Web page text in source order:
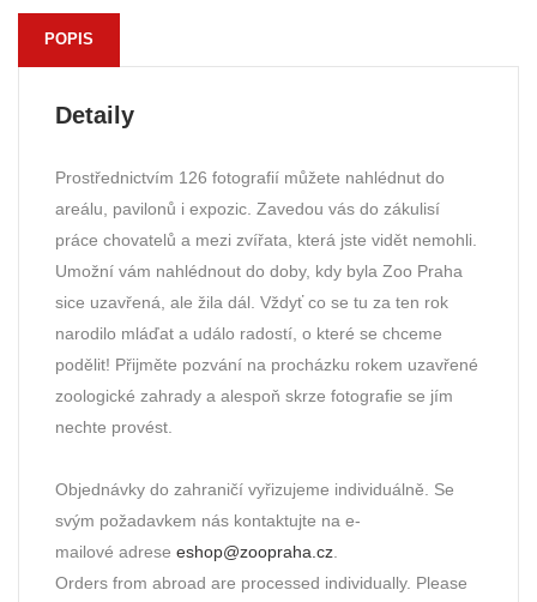
POPIS
Detaily
Prostřednictvím 126 fotografií můžete nahlédnut do
areálu, pavilonů i expozic. Zavedou vás do zákulisí
práce chovatelů a mezi zvířata, která jste vidět nemohli.
Umožní vám nahlédnout do doby, kdy byla Zoo Praha
sice uzavřená, ale žila dál. Vždyť co se tu za ten rok
narodilo mláďat a událo radostí, o které se chceme
podělit! Přijměte pozvání na procházku rokem uzavřené
zoologické zahrady a alespoň skrze fotografie se jím
nechte provést.
Objednávky do zahraničí vyřizujeme individuálně. Se
svým požadavkem nás kontaktujte na e-
mailové adrese eshop@zoopraha.cz
Orders from abroad are processed individually. Please